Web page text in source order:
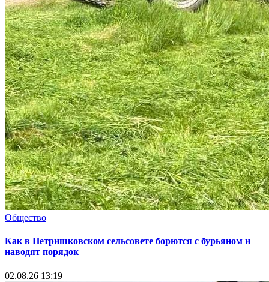
Общество
Как в Петришковском сельсовете борются с бурьяном и
наводят порядок
02.08.26 13:19